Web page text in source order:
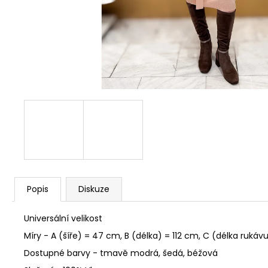
Popis Diskuze
Universální velikost
Míry - A (šíře) = 47 cm, B (délka) = 112 cm, C (délka
Dostupné barvy - tmavě modrá, šedá, béžová